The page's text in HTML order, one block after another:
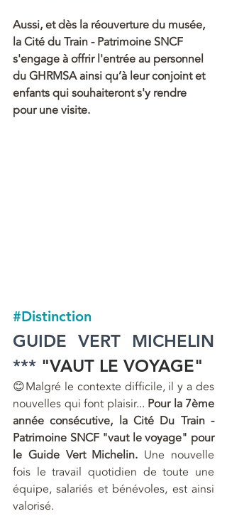
Aussi, et dès la réouverture du musée,
la Cité du Train - Patrimoine SNCF
s'engage à offrir l'entrée au personnel
du GHRMSA ainsi qu’à leur conjoint et
enfants qui souhaiteront s'y rendre
pour une visite.
#Distinction
GUIDE VERT MICHELIN
*** "VAUT LE VOYAGE"
😊Malgré le contexte difficile, il y a des
nouvelles qui font plaisir... Pour la 7ème
année consécutive, la Cité Du Train -
Patrimoine SNCF "vaut le voyage" pour
le Guide Vert Michelin. Une nouvelle
fois le travail quotidien de toute une
équipe, salariés et bénévoles, est ainsi
valorisé.